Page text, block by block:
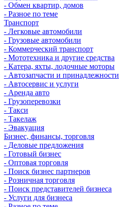
- Обмен квартир, домов
- Разное по теме
Транспорт
- Легковые автомобили
- Грузовые автомобили
- Коммерческий транспорт
- Мототехника и другие средства
- Катера, яхты, лодочные моторы
- Автозапчасти и принадлежности
- Автосервис и услуги
- Аренда авто
- Грузоперевозки
- Такси
- Такелаж
- Эвакуация
Бизнес, финансы, торговля
- Деловые предложения
- Готовый бизнес
- Оптовая торговля
- Поиск бизнес партнеров
- Розничная торговля
- Поиск представителей бизнеса
- Услуги для бизнеса